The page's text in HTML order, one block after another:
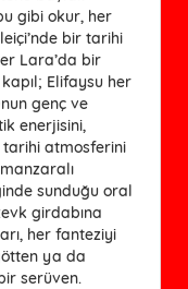
gibi okur, her
bir tarihi
Lara’da bir
kapıl; Elifaysu her
genç ve
enerjisini,
tarihi atmosferini
sunduğu oral
girdabına
her fanteziyi
ya da
serüven.